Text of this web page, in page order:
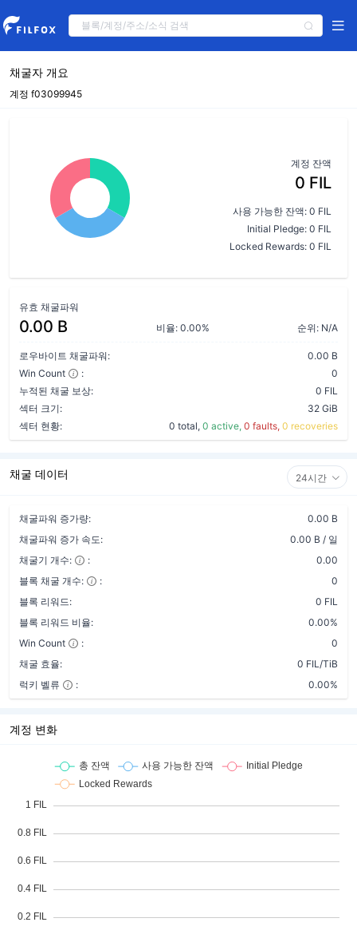
채굴자 개요
계정 f03099945
계정 잔액
0 FIL
사용 가능한 잔액: 0 FIL
Initial Pledge: 0 FIL
Locked Rewards: 0 FIL
유효 채굴파워
0.00 B 비율: 0.00% 순위: N/A
로우바이트 채굴파워:
0.00 B
Win Count
:
0
누적된 채굴 보상:
0 FIL
섹터 크기:
32 GiB
섹터 현황:
0 total, 0 active, 0 faults, 0 recoveries
채굴 데이터 24시간
채굴파워 증가량:
0.00 B
채굴파워 증가 속도:
0.00 B / 일
채굴기 개수:
:
0.00
블록 채굴 개수:
:
0
블록 리워드:
0 FIL
블록 리워드 비율:
0.00%
Win Count
:
0
채굴 효율:
0 FIL/TiB
럭키 벨류
: 0.00%
계정 변화